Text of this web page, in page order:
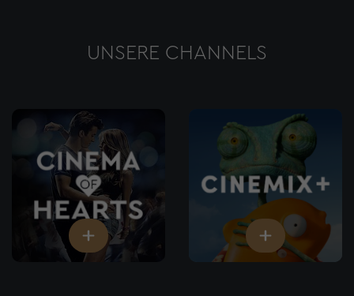
UNSERE CHANNELS